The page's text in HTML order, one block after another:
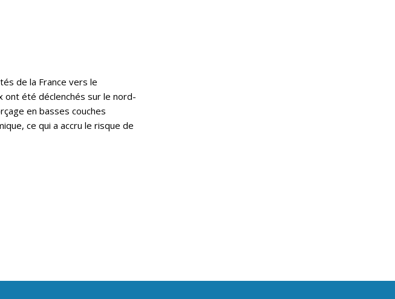
de la France vers le
ont été déclenchés sur le nord-
en basses couches
ce qui a accru le risque de